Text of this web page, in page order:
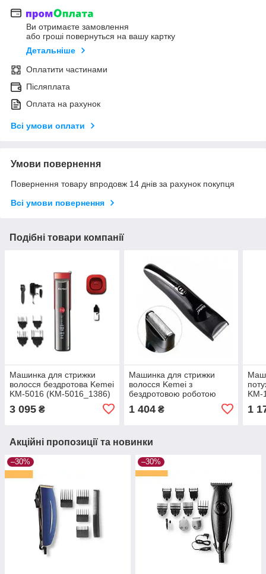
Ви отримаєте замовлення
або гроші повернуться на вашу картку
Детальніше
Оплатити частинами
Післяплата
Оплата на рахунок
Всі умови оплати
Умови повернення
Повернення товару впродовж 14 днів за рахунок покупця
Всі умови повернення
Подібні товари компанії
Машинка для стрижки
волосся бездротова Kemei
KM-5016 (KM-5016_1386)
3 095 ₴
Машинка для стрижки
волосся Kemei з
бездротовою роботою
600_542)
1 404₴
KM-
1
Акційні пропозиції та новинки
–30% –30%